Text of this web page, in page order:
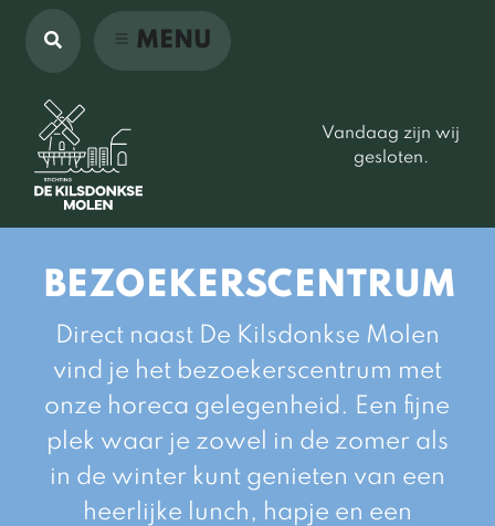
MENU
Vandaag zijn wij
gesloten.
BEZOEKERSCENTRUM
Direct naast De Kilsdonkse Molen
vind je het bezoekerscentrum met
onze horeca gelegenheid. Een fijne
plek waar je zowel in de zomer als
in de winter kunt genieten van een
heerlijke lunch, hapje en een